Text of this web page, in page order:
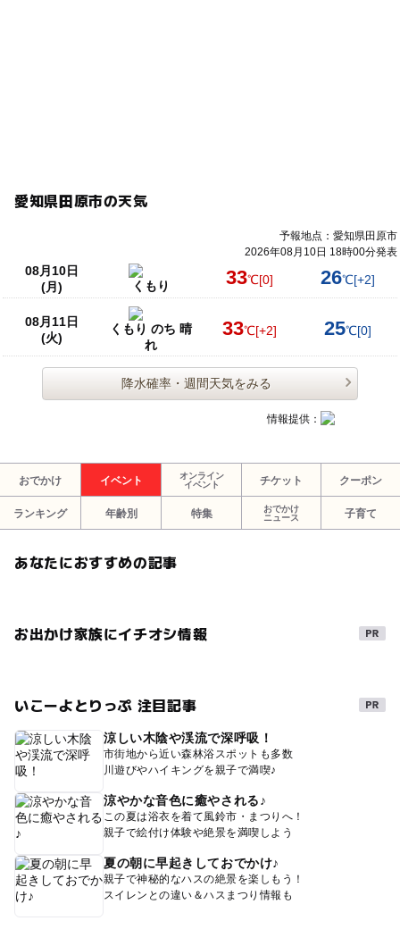
愛知県田原市の天気
予報地点：愛知県田原市
2026年08月10日 18時00分発表
08月10日
(月)
くもり 33℃[0] 26℃[+2]
08月11日
(火)
くもり のち 晴
れ
33℃[+2] 25℃[0]
降水確率・週間天気をみる
情報提供：
おでかけ イベント
オンライン
イベント
チケット クーポン
ランキング 年齢別 特集
おでかけ
ニュース
子育て
あなたにおすすめの記事
お出かけ家族にイチオシ情報
いこーよとりっぷ 注目記事
涼しい木陰や渓流で深呼吸！
市街地から近い森林浴スポットも多数
川遊びやハイキングを親子で満喫♪
涼やかな音色に癒やされる♪
この夏は浴衣を着て風鈴市・まつりへ！
親子で絵付け体験や絶景を満喫しよう
夏の朝に早起きしておでかけ♪
親子で神秘的なハスの絶景を楽しもう！
スイレンとの違い＆ハスまつり情報も